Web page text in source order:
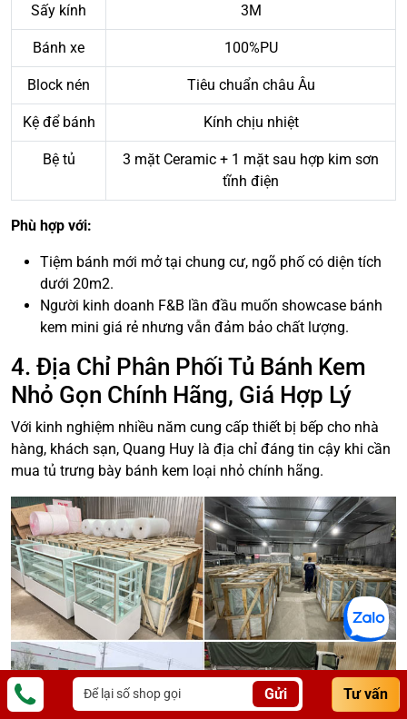
Sấy kính 3M
Bánh xe 100%PU
Block nén Tiêu chuẩn châu Âu
Kệ để bánh Kính chịu nhiệt
Bệ tủ
3 mặt Ceramic + 1 mặt sau hợp kim sơn
tĩnh điện
Phù hợp với:
Tiệm bánh mới mở tại chung cư, ngõ phố có diện tích
dưới 20m2.
Người kinh doanh F&B lần đầu muốn showcase bánh
kem mini giá rẻ nhưng vẫn đảm bảo chất lượng.
4. Địa Chỉ Phân Phối Tủ Bánh Kem
Nhỏ Gọn Chính Hãng, Giá Hợp Lý
Với kinh nghiệm nhiều năm cung cấp thiết bị bếp cho nhà
hàng, khách sạn, Quang Huy là địa chỉ đáng tin cậy khi cần
mua tủ trưng bày bánh kem loại nhỏ chính hãng.
Gửi Tư vấn